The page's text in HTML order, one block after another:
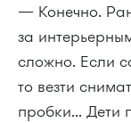
— Конечно.
за
сложно. Если
то везти
пробки... Дети